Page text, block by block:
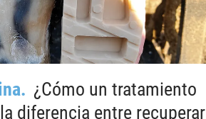
¿Cómo un tratamiento
diferencia entre recuperar